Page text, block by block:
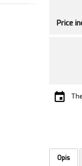
Price
Opis